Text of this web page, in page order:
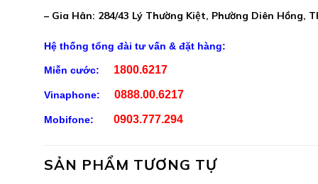
đông vón ( muối magie của axit béo, silicon dioxide)
Công Dụng VEDIXMAX:
Bổ sung Lutein, Zeaxanthin, Vitamin A và kẽm
Giúp chống oxy hóa, giúp cải thiện thị lực
Hỗ trợ giảm nguy cơ thoái hóa điểm vàng, đục
– Gia Hân: 284/43 Lý Thường Kiệt, Phường Diên Hồng,
Hệ thống tổng đài tư vấn & đặt hàng:
Miễn cước: 1800.6217
Vinaphone: 0888.00.6217
Mobifone: 0903.777.294
SẢN PHẨM TƯƠNG TỰ